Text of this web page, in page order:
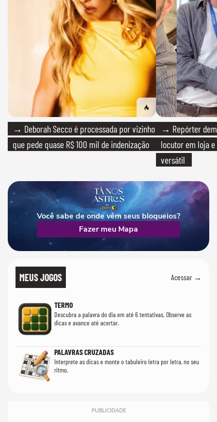
→ Deborah Secco é processada por vizinho
que pede quase R$ 100 mil de indenização
→ Repórter
locutor em loja
versátil
Você sabe de onde vêm seus bloqueios?
Fazer meu Mapa
MEUS JOGOS Acessar →
TERMO
Descubra a palavra do dia em até 6 tentativas. Observe as
dicas e avance até acertar.
PALAVRAS CRUZADAS
Interprete as dicas e monte o tabuleiro letra por letra, no seu
ritmo.
PUBLICIDADE